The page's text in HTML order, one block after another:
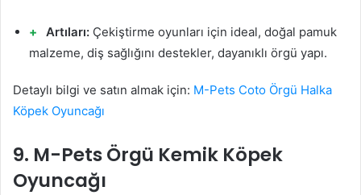
Artıları: Çekiştirme oyunları için ideal, doğal pamuk
malzeme, diş sağlığını destekler, dayanıklı örgü yapı.
Detaylı bilgi ve satın almak için: M-Pets Coto Örgü Halka
Köpek Oyuncağı
9. M-Pets Örgü Kemik Köpek
Oyuncağı